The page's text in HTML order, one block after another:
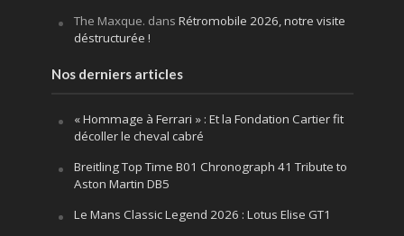
The Maxque. dans Rétromobile 2026, notre visite
déstructurée !
Nos derniers articles
« Hommage à Ferrari » : Et la Fondation Cartier fit
décoller le cheval cabré
Breitling Top Time B01 Chronograph 41 Tribute to
Aston Martin DB5
Le Mans Classic Legend 2026 : Lotus Elise GT1